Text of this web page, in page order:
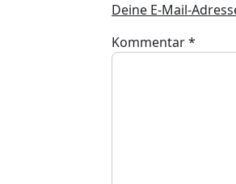
Deine E-Mail-
Kommentar*